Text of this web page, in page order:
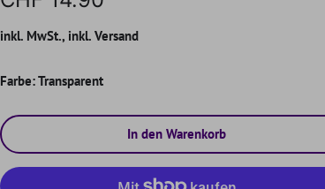
inkl. MwSt., inkl. Versand
Farbe:Transparent
In den Warenkorb